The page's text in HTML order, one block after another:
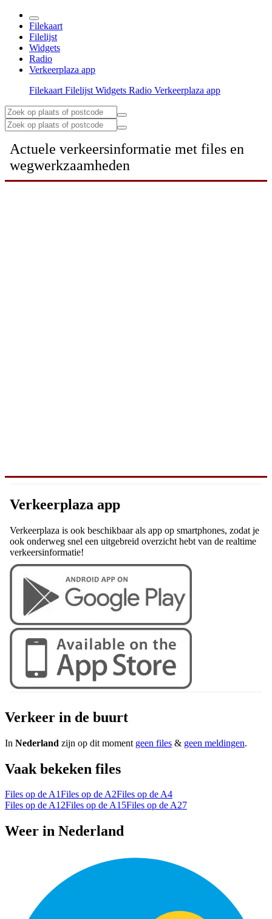
Filekaart
Filelijst
Widgets
Radio
Verkeerplaza app
Filekaart Filelijst Widgets Radio Verkeerplaza app
Actuele verkeersinformatie met files en
wegwerkzaamheden
Verkeerplaza app
Verkeerplaza is ook beschikbaar als app op smartphones, zodat je
ook onderweg snel een uitgebreid overzicht hebt van de realtime
verkeersinformatie!
Verkeer in de buurt
In Nederland zijn op dit moment geen files & geen meldingen.
Vaak bekeken files
Files op de A1Files op de A2Files op de A4
Files op de A12Files op de A15Files op de A27
Weer in Nederland